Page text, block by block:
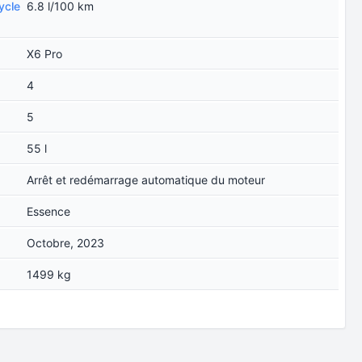
6.8 l/100 km
X6 Pro
4
5
55 l
Arrêt et redémarrage automatique du moteur
Essence
Octobre, 2023
1499 kg